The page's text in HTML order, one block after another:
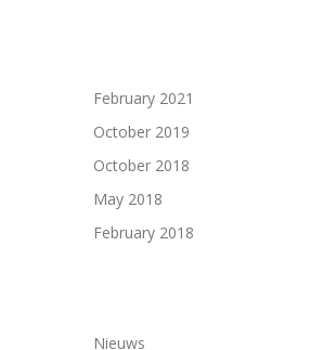
February 2021
October 2019
October 2018
May 2018
February 2018
Nieuws